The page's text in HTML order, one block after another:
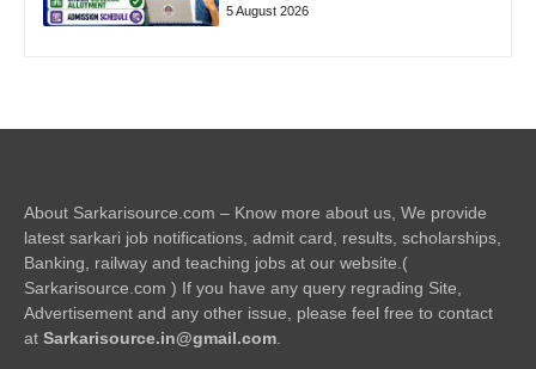
5 August 2026
About Sarkarisource.com – Know more about us, We provide
latest sarkari job notifications, admit card, results, scholarships,
Banking, railway and teaching jobs at our website.(
Sarkarisource.com ) If you have any query regrading Site,
Advertisement and any other issue, please feel free to contact
at Sarkarisource.in@gmail.com